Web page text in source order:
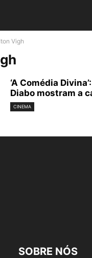
Vigh
‘A Comédia
Diabo mostram a
CINEMA
SOBRE NÓS